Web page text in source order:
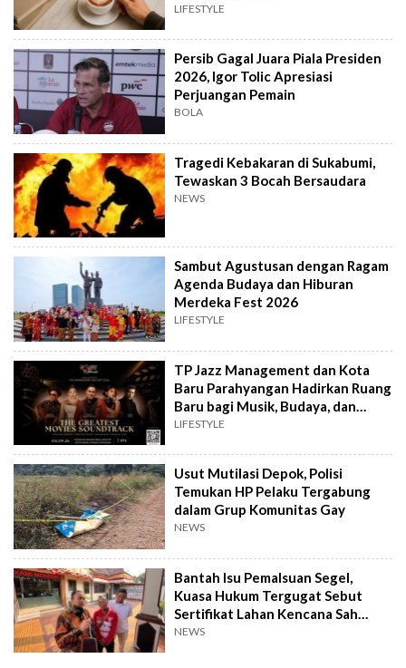
LIFESTYLE
Persib Gagal Juara Piala Presiden
2026, Igor Tolic Apresiasi
Perjuangan Pemain
BOLA
Tragedi Kebakaran di Sukabumi,
Tewaskan 3 Bocah Bersaudara
NEWS
Sambut Agustusan dengan Ragam
Agenda Budaya dan Hiburan
Merdeka Fest 2026
LIFESTYLE
TP Jazz Management dan Kota
Baru Parahyangan Hadirkan Ruang
Baru bagi Musik, Budaya, dan
Komunitas
LIFESTYLE
Usut Mutilasi Depok, Polisi
Temukan HP Pelaku Tergabung
dalam Grup Komunitas Gay
NEWS
Bantah Isu Pemalsuan Segel,
Kuasa Hukum Tergugat Sebut
Sertifikat Lahan Kencana Sah
Lewat PTSL
NEWS